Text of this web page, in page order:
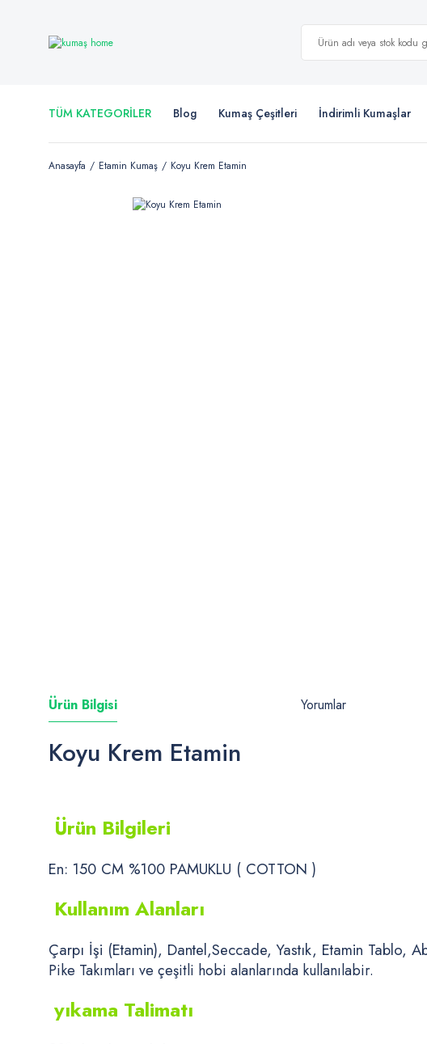
TÜM KATEGORİLER Blog Kumaş Çeşitleri İndirimli Kumaşlar
Anasayfa Etamin Kumaş Koyu Krem Etamin
Ürün Bilgisi Yorumlar
Koyu Krem Etamin
Ürün Bilgileri
En: 150 CM %100 PAMUKLU ( COTTON )
Kullanım Alanları
Çarpı İşi (Etamin), Dantel,Seccade, Yastık, Etamin Tablo,
Pike Takımları ve çeşitli hobi alanlarında kullanılabir.
yıkama Talimatı